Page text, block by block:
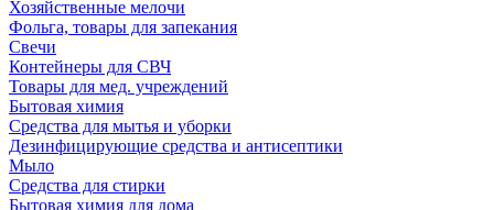
Хозяйственные мелочи
Фольга, товары для запекания
Свечи
Контейнеры для СВЧ
Товары для мед. учреждений
Бытовая химия
Средства для мытья и уборки
Дезинфицирующие средства и антисептики
Мыло
Средства для стирки
Бытовая химия для дома